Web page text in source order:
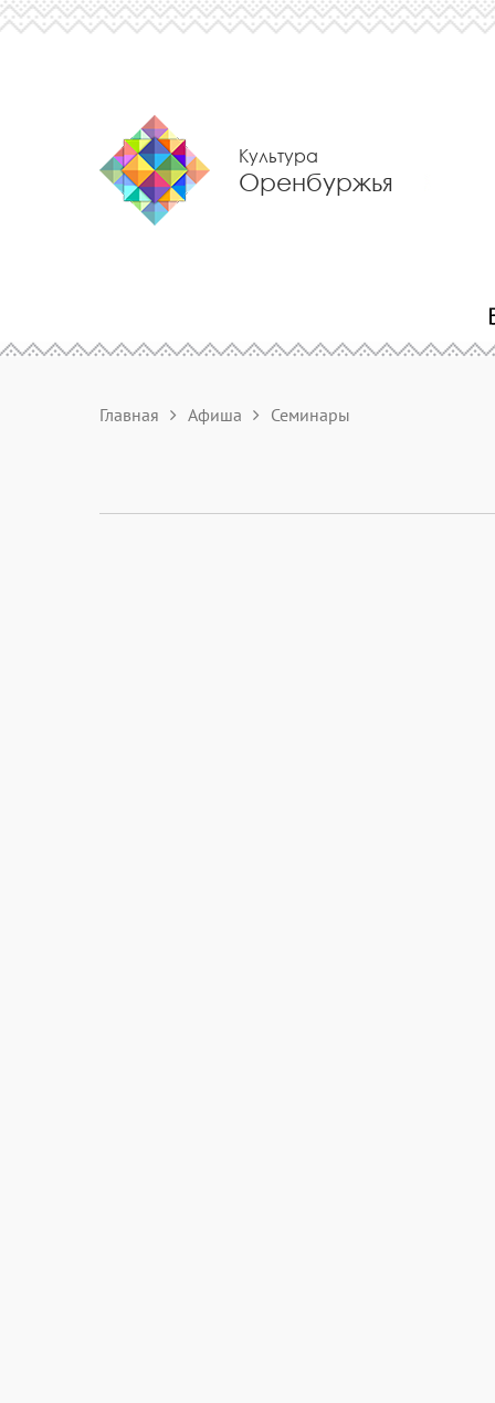
Культура
Оренбуржья
Главная Афиша Семинары